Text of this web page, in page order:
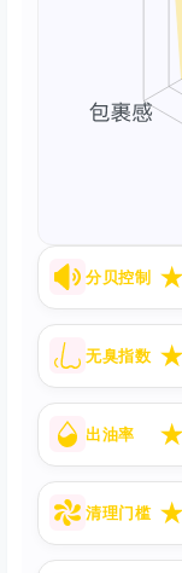
分贝控制 ★
无臭指数 ★
出油率 ★
清理门槛 ★